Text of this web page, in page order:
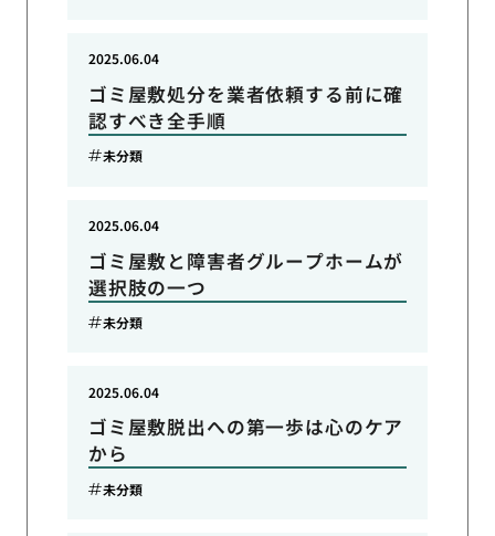
ゴミ屋敷処分を業者依頼する前に確
認すべき全手順
2025.06.04
未分類
ゴミ屋敷と障害者グループホームが
選択肢の一つ
2025.06.04
未分類
ゴミ屋敷脱出への第一歩は心のケア
から
2025.06.04
未分類